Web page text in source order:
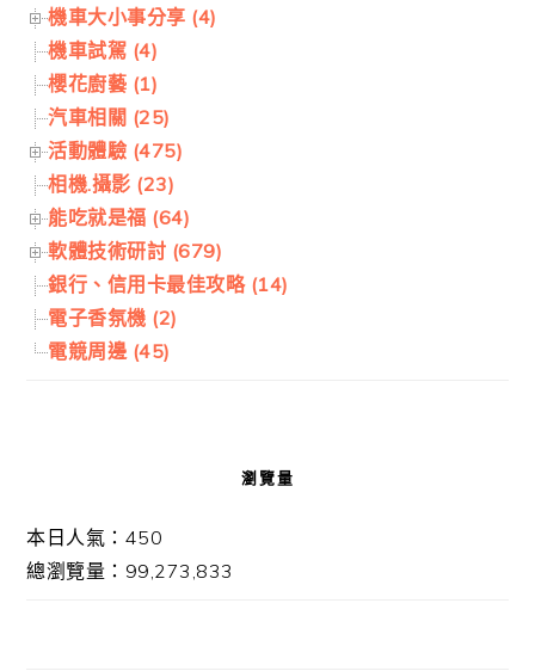
機車大小事分享 (4)
機車試駕 (4)
櫻花廚藝 (1)
汽車相關 (25)
活動體驗 (475)
相機.攝影 (23)
能吃就是福 (64)
軟體技術研討 (679)
銀行、信用卡最佳攻略 (14)
電子香氛機 (2)
電競周邊 (45)
瀏覽量
本日人氣：450
總瀏覽量：99,273,833